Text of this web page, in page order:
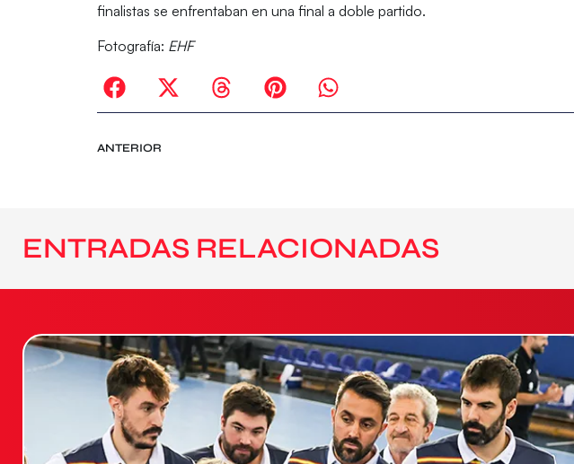
finalistas se enfrentaban en una final a doble partido.
Fotografía: EHF
ANTERIOR
ENTRADAS RELACIONADAS